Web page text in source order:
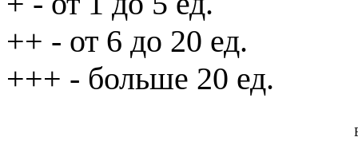
++ - от 6 до 20 ед.
+++ - больше 20 ед.